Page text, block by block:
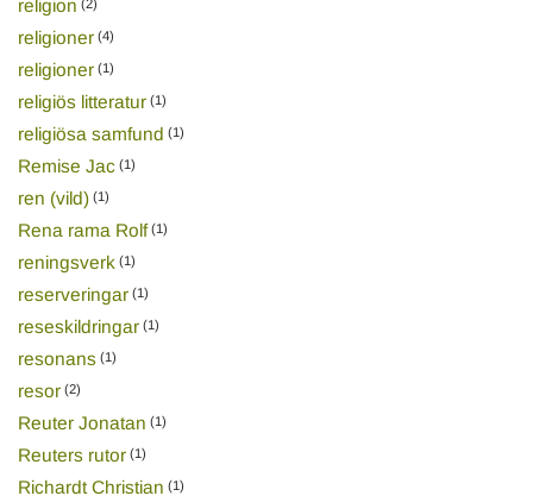
religion (2)
religioner(4)
religioner(1)
religiös litteratur(1)
religiösa samfund (1)
Remise Jac (1)
ren (vild)(1)
Rena rama Rolf(1)
reningsverk (1)
reserveringar(1)
reseskildringar(1)
resonans (1)
resor(2)
Reuter Jonatan (1)
Reuters rutor(1)
Richardt Christian (1)